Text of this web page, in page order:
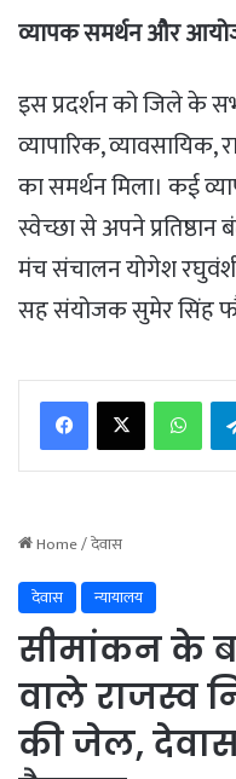
व्यापक समर्थन और
इस प्रदर्शन को जिले के
व्यापारिक,
का समर्थन मिला। कई
स्वेच्छा से अपने प्रतिष्ठान
मंच संचालन योगेश
सह संयोजक सुमेर सिंह